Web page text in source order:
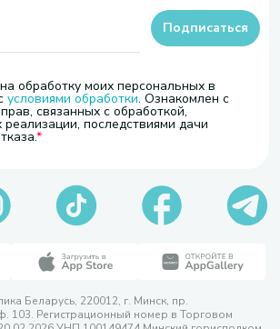
обработку моих персональных в
условиями обработки. Ознакомлен с
связанных с обработкой,
последствиями дачи
Подписаться
Беларусь, 220012, г. Минск, пр.
103. Регистрационный номер в Торговом